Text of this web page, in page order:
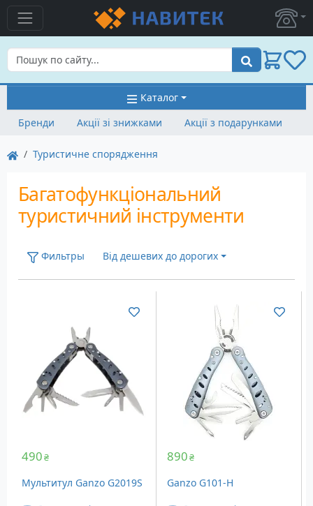
Пошук
Каталог
Бренди
Акції зі знижками Акції з подарунками
Туристичне спорядження
Багатофункціональний
туристичний інструменти
Фильтры Від дешевих до дорогих
490₴
Мультитул Ganzo G2019S
890₴
Ganzo G101-H